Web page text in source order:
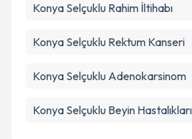
Konya Selçuklu Rahim İltihabı
Konya Selçuklu Rektum Kanseri
Konya Selçuklu Adenokarsinom
Konya Selçuklu Beyin Hastalıkları